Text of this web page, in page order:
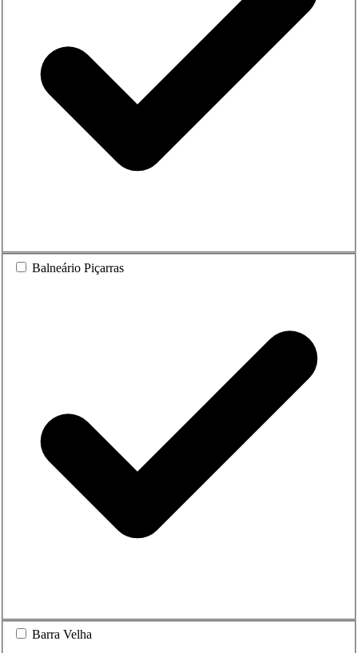
Balneário Piçarras
Barra Velha